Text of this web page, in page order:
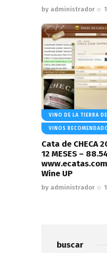
by administrador
VINO DE LA TIERRA
VINOS
Cata de CHECA
12 MESES –
Wine UP
by administrador
buscar